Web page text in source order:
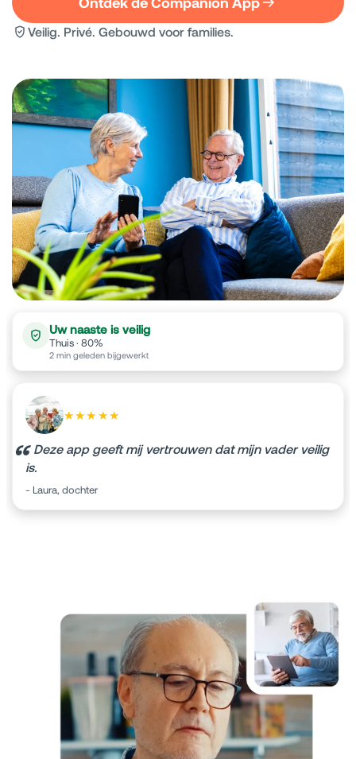
Veilig. Privé. Gebouwd voor families.
Uw naaste is veilig
Thuis · 80%
2 min geleden bijgewerkt
★★★★★
Deze app geeft mij vertrouwen dat mijn vader veilig
is.
- Laura, dochter